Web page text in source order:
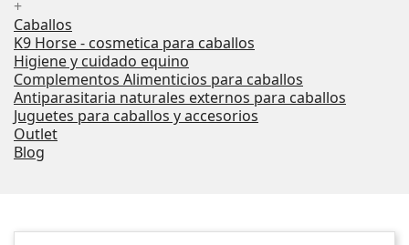
+
Caballos
K9 Horse - cosmetica para caballos
Higiene y cuidado equino
Complementos Alimenticios para caballos
Antiparasitaria naturales externos para caballos
Juguetes para caballos y accesorios
Outlet
Blog